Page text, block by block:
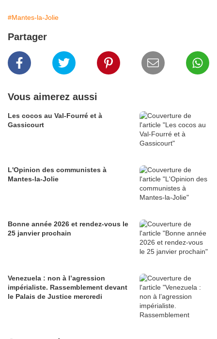
#Mantes-la-Jolie
Partager
Vous aimerez aussi
Les cocos au Val-Fourré et à
Gassicourt
L'Opinion des communistes à
Mantes-la-Jolie
Bonne année 2026 et rendez-vous le
25 janvier prochain
Venezuela : non à l’agression
impérialiste. Rassemblement devant
le Palais de Justice mercredi